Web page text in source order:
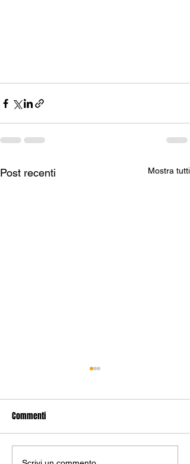
Post recenti Mostra tutti
Commenti